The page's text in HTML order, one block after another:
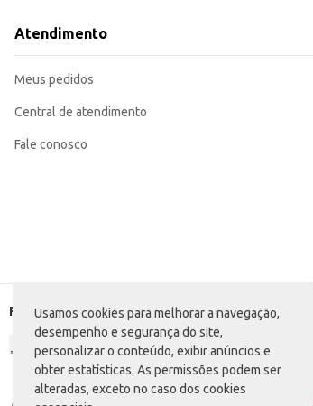
Usamos cookies para melhorar a navegação,
desempenho e segurança do site,
personalizar o conteúdo, exibir anúncios e
obter estatísticas. As permissões podem ser
alteradas, exceto no caso dos cookies
transporte, tornando-a uma escolha eficiente para
Marca: Eisenbahn
Categoria: Cerveja IPA
EAN: 62692997
Atendimento
Meus pedidos
Central de atendimento
Fale conosco
Formas de pagamento